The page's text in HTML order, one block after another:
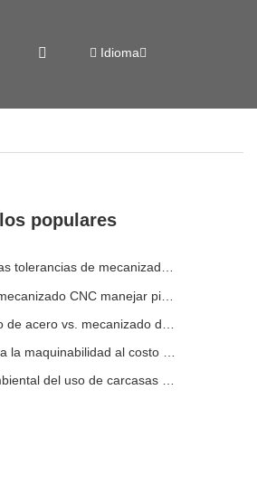
Idioma
populares
¿Qué son las tolerancias de mecanizado CNC y por qué son importantes?
Impacto ambiental del uso de carcasas de aluminio